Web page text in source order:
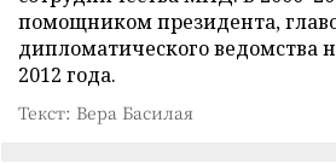
помощником президента,
дипломатического ведомства
2012 года.
Текст: Вера Басилая